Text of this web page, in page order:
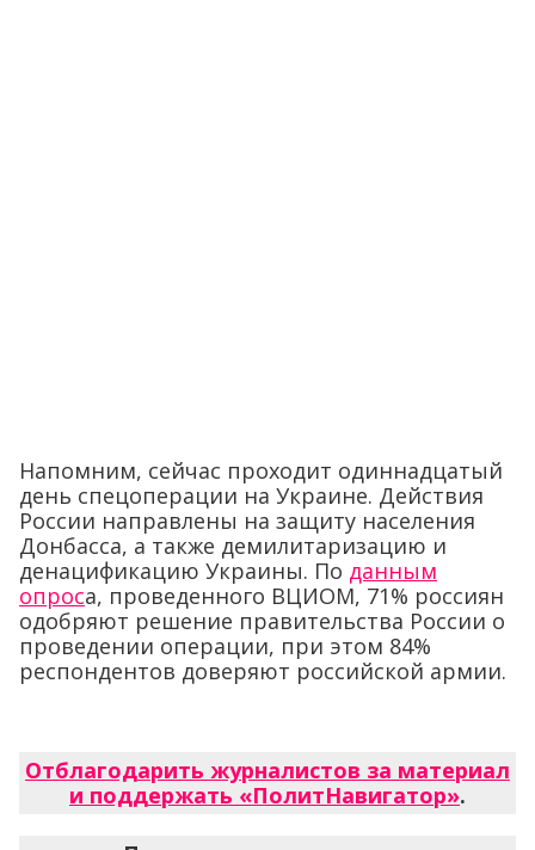
Напомним, сейчас проходит одиннадцатый
день спецоперации на Украине. Действия
России направлены на защиту населения
Донбасса, а также демилитаризацию и
денацификацию Украины. По данным
опроса, проведенного ВЦИОМ, 71% россиян
одобряют решение правительства России о
проведении операции, при этом 84%
респондентов доверяют российской армии.
Отблагодарить журналистов за материал
и поддержать «ПолитНавигатор».